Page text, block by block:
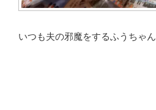
いつも夫の邪魔をするふうちゃん